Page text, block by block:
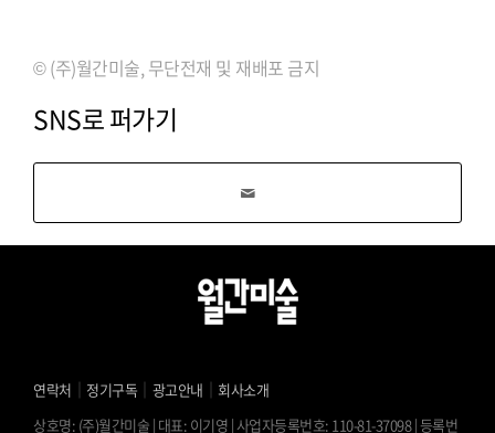
© (주)월간미술, 무단전재 및 재배포 금지
SNS로 퍼가기
연락처 ｜ 정기구독 ｜ 광고안내 ｜ 회사소개
상호명: (주)월간미술 | 대표: 이기영 | 사업자등록번호: 110-81-37098 | 등록번